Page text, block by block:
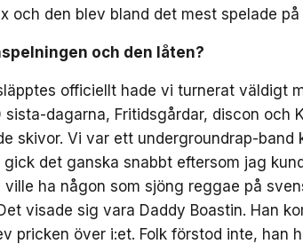
och den blev bland det mest spelade
och den l åten?
officiellt hade vi turnerat väldigt
dagarna, Fritidsgårdar, discon och
skivor. Vi var ett undergroundrap-band
det ganska snabbt eftersom jag
ha någon som sjöng reggae på
visade sig vara Daddy Boastin. Han
pricken över i:et. Folk förstod inte, han